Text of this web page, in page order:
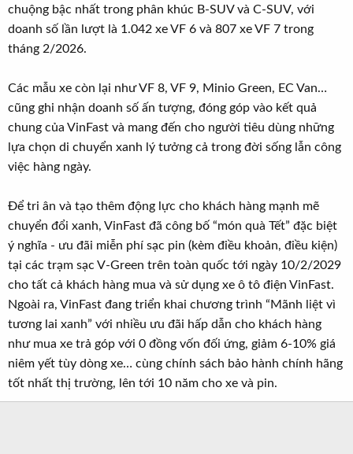
chuộng bậc nhất trong phân khúc B-SUV và C-SUV, với
doanh số lần lượt là 1.042 xe VF 6 và 807 xe VF 7 trong
tháng 2/2026.
Các mẫu xe còn lại như VF 8, VF 9, Minio Green, EC Van…
cũng ghi nhận doanh số ấn tượng, đóng góp vào kết quả
chung của VinFast và mang đến cho người tiêu dùng những
lựa chọn di chuyển xanh lý tưởng cả trong đời sống lẫn công
việc hàng ngày.
Để tri ân và tạo thêm động lực cho khách hàng mạnh mẽ
chuyển đổi xanh, VinFast đã công bố “món quà Tết” đặc biệt
ý nghĩa - ưu đãi miễn phí sạc pin (kèm điều khoản, điều kiện)
tại các trạm sạc V-Green trên toàn quốc tới ngày 10/2/2029
cho tất cả khách hàng mua và sử dụng xe ô tô điện VinFast.
Ngoài ra, VinFast đang triển khai chương trình “Mãnh liệt vì
tương lai xanh” với nhiều ưu đãi hấp dẫn cho khách hàng
như mua xe trả góp với 0 đồng vốn đối ứng, giảm 6-10% giá
niêm yết tùy dòng xe… cùng chính sách bảo hành chính hãng
tốt nhất thị trường, lên tới 10 năm cho xe và pin.